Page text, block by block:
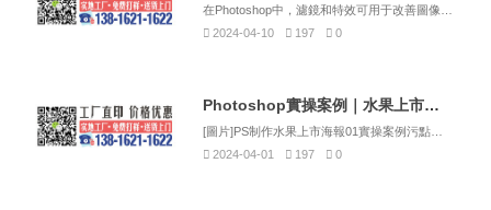
在Photoshop中，濾鏡和特效可用于改善圖像質(zhì)量以及為圖像添加獨特的視覺風格。以下是一些常用濾鏡和特效的使用方法：1.使用模糊濾鏡：模糊濾鏡可用于平滑圖像中的粗糙邊緣和瑕疵。選擇“濾鏡>模糊>高斯模糊”（或按下快捷鍵Ctr...
2024-04-10
197 0
Photoshop實操案例｜水果上市海報
2024-04-01
197 0